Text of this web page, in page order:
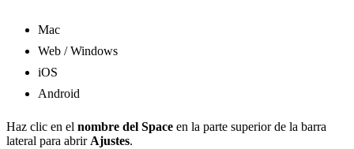
Mac
Web / Windows
iOS
Android
Haz clic en el nombre del Space en la parte superior de la barra
lateral para abrir Ajustes.